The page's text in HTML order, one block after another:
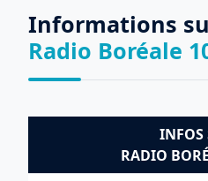
Informations
Radio Boréale
INFOS
RADIO